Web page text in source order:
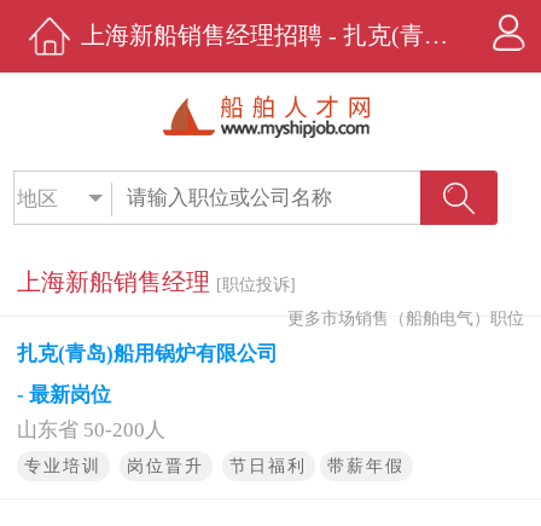
上海新船销售经理招聘 - 扎克(青岛)船用锅炉有限公司 - 船舶人才网
地区
上海新船销售经理 [职位投诉]
更多市场销售（船舶电气）职位
扎克(青岛)船用锅炉有限公司
- 最新岗位
山东省 50-200人
专业培训 岗位晋升 节日福利 带薪年假